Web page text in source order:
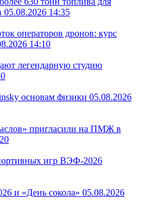
05.08.2026 14:35
операторов дронов: курс
14:10
легендарную студию
основам физики 05.08.2026
пригласили на ПМЖ в
игр ВЭФ-2026
и «День сокола» 05.08.2026